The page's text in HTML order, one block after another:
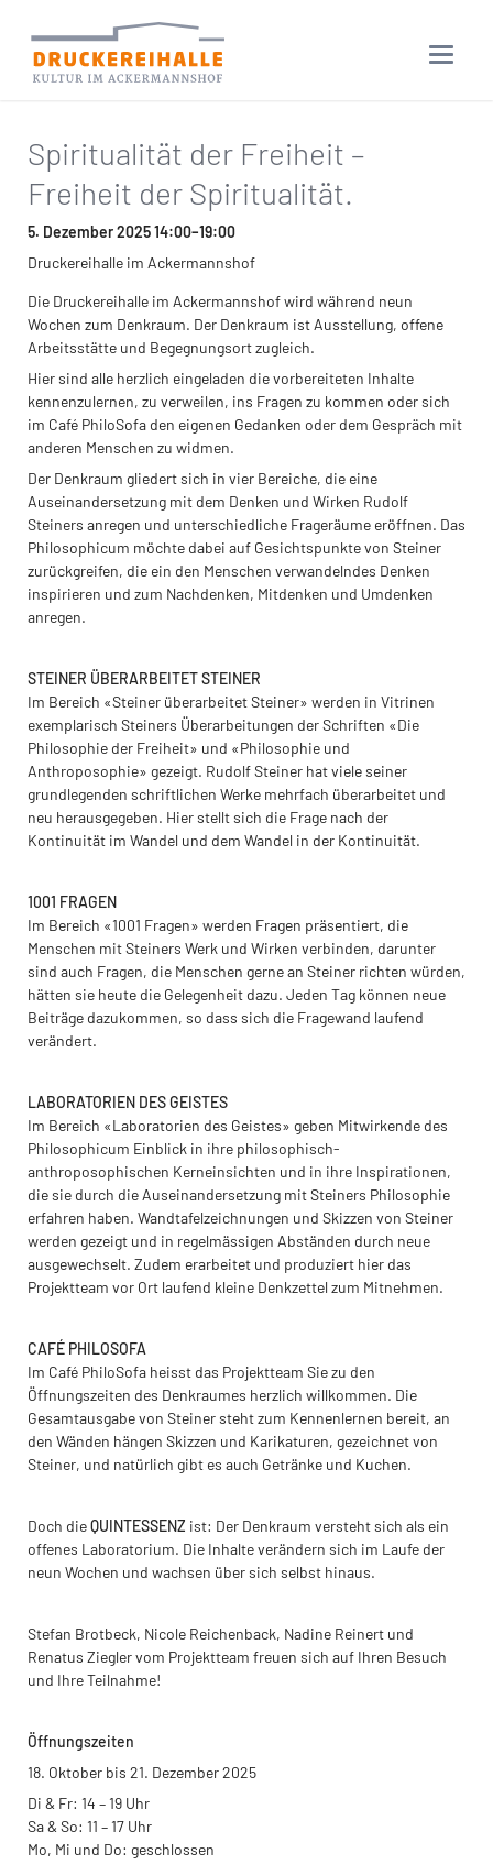
Spiritualität der Freiheit –
Freiheit der Spiritualität.
5. Dezember 2025 14:00–19:00
Druckereihalle im Ackermannshof
Die Druckereihalle im Ackermannshof wird während neun
Wochen zum Denkraum. Der Denkraum ist Ausstellung, offene
Arbeitsstätte und Begegnungsort zugleich.
Hier sind alle herzlich eingeladen die vorbereiteten Inhalte
kennenzulernen, zu verweilen, ins Fragen zu kommen oder sich
im Café PhiloSofa den eigenen Gedanken oder dem Gespräch mit
anderen Menschen zu widmen.
Der Denkraum gliedert sich in vier Bereiche, die eine
Auseinandersetzung mit dem Denken und Wirken Rudolf
Steiners anregen und unterschiedliche Frageräume eröffnen. Das
Philosophicum möchte dabei auf Gesichtspunkte von Steiner
zurückgreifen, die ein den Menschen verwandelndes Denken
inspirieren und zum Nachdenken, Mitdenken und Umdenken
anregen.
STEINER ÜBERARBEITET STEINER
Im Bereich «Steiner überarbeitet Steiner» werden in Vitrinen
exemplarisch Steiners Überarbeitungen der Schriften «Die
Philosophie der Freiheit» und «Philosophie und
Anthroposophie» gezeigt. Rudolf Steiner hat viele seiner
grundlegenden schriftlichen Werke mehrfach überarbeitet und
neu herausgegeben. Hier stellt sich die Frage nach der
Kontinuität im Wandel und dem Wandel in der Kontinuität.
1001 FRAGEN
Im Bereich «1001 Fragen» werden Fragen präsentiert, die
Menschen mit Steiners Werk und Wirken verbinden, darunter
sind auch Fragen, die Menschen gerne an Steiner richten würden,
hätten sie heute die Gelegenheit dazu. Jeden Tag können neue
Beiträge dazukommen, so dass sich die Fragewand laufend
verändert.
LABORATORIEN DES GEISTES
Im Bereich «Laboratorien des Geistes» geben Mitwirkende des
Philosophicum Einblick in ihre philosophisch-
anthroposophischen Kerneinsichten und in ihre Inspirationen,
die sie durch die Auseinandersetzung mit Steiners Philosophie
erfahren haben. Wandtafelzeichnungen und Skizzen von Steiner
werden gezeigt und in regelmässigen Abständen durch neue
ausgewechselt. Zudem erarbeitet und produziert hier das
Projektteam vor Ort laufend kleine Denkzettel zum Mitnehmen.
CAFÉ PHILOSOFA
Im Café PhiloSofa heisst das Projektteam Sie zu den
Öffnungszeiten des Denkraumes herzlich willkommen. Die
Gesamtausgabe von Steiner steht zum Kennenlernen bereit, an
den Wänden hängen Skizzen und Karikaturen, gezeichnet von
Steiner, und natürlich gibt es auch Getränke und Kuchen.
Doch dieQUINTESSENZ ist: Der Denkraum versteht sich als ein
offenes Laboratorium. Die Inhalte verändern sich im Laufe der
neun Wochen und wachsen über sich selbst hinaus.
Stefan Brotbeck, Nicole Reichenback, Nadine Reinert und
Renatus Ziegler vom Projektteam freuen sich auf Ihren Besuch
und Ihre Teilnahme!
Öffnungszeiten
18. Oktober bis 21. Dezember 2025
Di & Fr: 14 – 19 Uhr
Sa & So: 11 – 17 Uhr
Mo, Mi und Do: geschlossen